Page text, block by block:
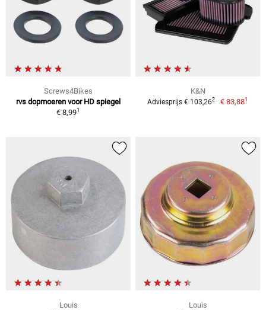
Screws4Bikes
rvs dopmoeren voor HD spiegel
€ 8,991
K&N
Adviesprijs € 103,262 € 83,881
Louis
Louis